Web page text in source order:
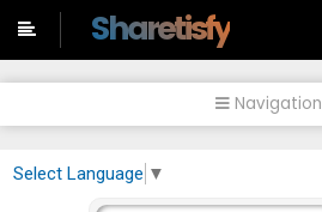
Sharetisfy
Navigation
Select Language ▼